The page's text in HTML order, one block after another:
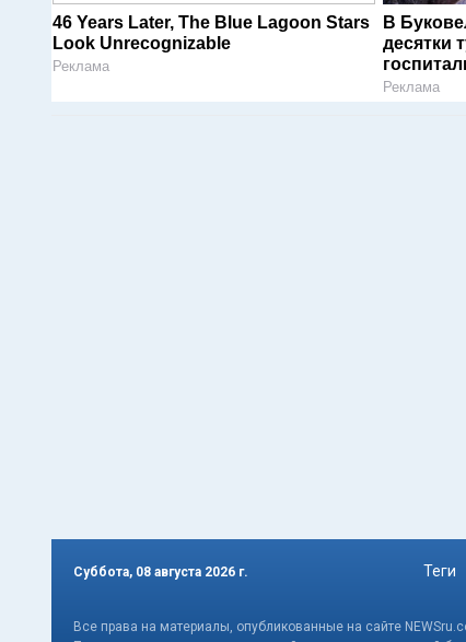
46 Years Later, The Blue Lagoon Stars
Look Unrecognizable
Реклама
В
десятки
Реклама
Суббота, 08 августа 2026 г. Теги
Все права на материалы, опубликованные на сайте